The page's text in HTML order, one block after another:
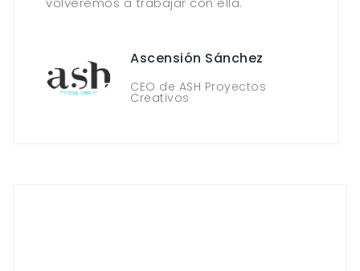
Ascensión Sánchez
CEO de ASH Proyectos
Creativos